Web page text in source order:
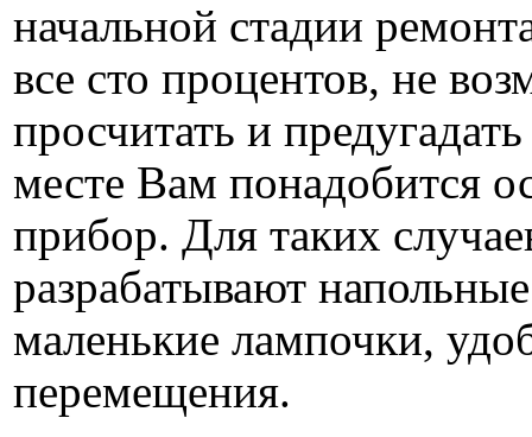
начальной стадии
все сто процентов, не
просчитать и
месте Вам понадобится
прибор. Для таких
разрабатывают
маленькие лампочки,
перемещения.